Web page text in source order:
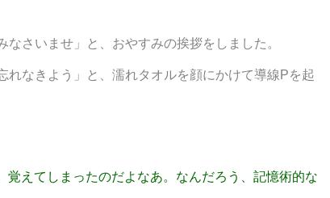
さいませ」と、おやすみの挨拶をしました。
なきよう」と、濡れタオルを顔にかけて導線Pを起
えてしまったのだよなあ。なんだろう、記憶術的な